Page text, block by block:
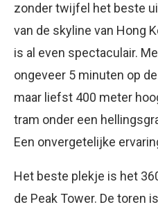
zonder twijfel het beste
van de skyline van Hong
is al even spectaculair.
ongeveer 5 minuten op
maar liefst 400 meter
tram onder een
Een onvergetelijke
Het beste plekje is het
de Peak Tower. De toren